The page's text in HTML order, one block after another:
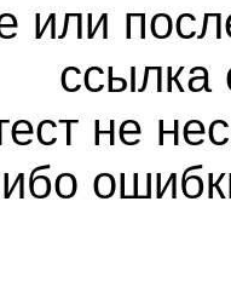
или
ссылка
не